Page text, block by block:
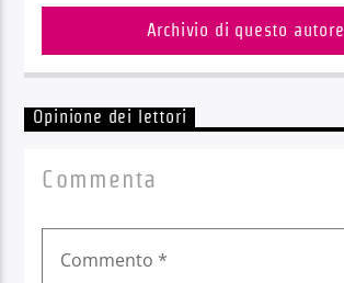
Archivio di questo autore
Opinione dei lettori
Commenta